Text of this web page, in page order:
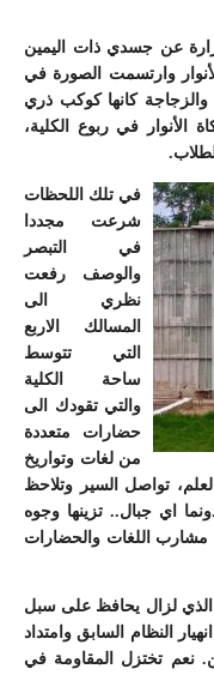
عن جسدي ذات اليمين
وارتسمت الصورة في
كانها كوكب ذري
في ربوع الكلية،
في تلك اللحظات
شرعت مجددا
في التبصر
والوصف رفعت
نظري الى
المسالك الاربع
التي تتوسط
ساحة الكلية
والتي تقودك الى
حضارات متعددة
من لغات وتواريخ
تواصل السير وتلاحظ
اي جبال.. تزينها وجوه
مشارب اللغات والحضارات
الذي لزال يحافظ على سبل
النظام السابق وامتداد
نعم تختزل المقاومة في